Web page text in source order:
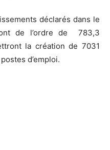
déclarés dans le
de l’ordre de 783,3
la création de 7031
d’emploi.